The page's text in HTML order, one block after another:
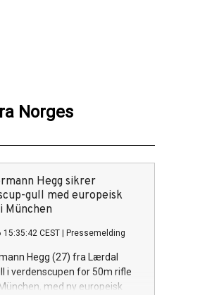
Norges
Hegg sikrer
gull med europeisk
München
15:35:42 CEST Pressemelding
Hegg (27) fra Lærdal
i verdenscupen for 50m rifle
med ny europeisk